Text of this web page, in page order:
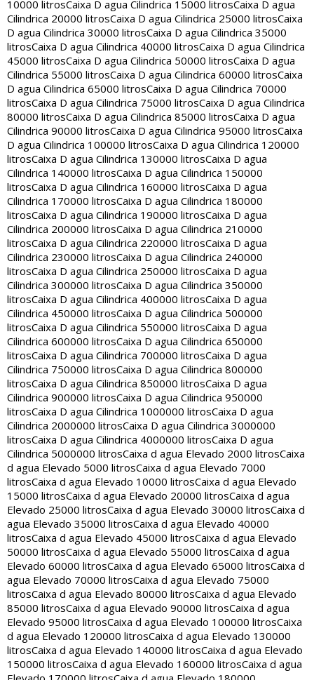
10000 litrosCaixa D agua Cilindrica 15000 litrosCaixa D agua
Cilindrica 20000 litrosCaixa D agua Cilindrica 25000 litrosCaixa
D agua Cilindrica 30000 litrosCaixa D agua Cilindrica 35000
litrosCaixa D agua Cilindrica 40000 litrosCaixa D agua Cilindrica
45000 litrosCaixa D agua Cilindrica 50000 litrosCaixa D agua
Cilindrica 55000 litrosCaixa D agua Cilindrica 60000 litrosCaixa
D agua Cilindrica 65000 litrosCaixa D agua Cilindrica 70000
litrosCaixa D agua Cilindrica 75000 litrosCaixa D agua Cilindrica
80000 litrosCaixa D agua Cilindrica 85000 litrosCaixa D agua
Cilindrica 90000 litrosCaixa D agua Cilindrica 95000 litrosCaixa
D agua Cilindrica 100000 litrosCaixa D agua Cilindrica 120000
litrosCaixa D agua Cilindrica 130000 litrosCaixa D agua
Cilindrica 140000 litrosCaixa D agua Cilindrica 150000
litrosCaixa D agua Cilindrica 160000 litrosCaixa D agua
Cilindrica 170000 litrosCaixa D agua Cilindrica 180000
litrosCaixa D agua Cilindrica 190000 litrosCaixa D agua
Cilindrica 200000 litrosCaixa D agua Cilindrica 210000
litrosCaixa D agua Cilindrica 220000 litrosCaixa D agua
Cilindrica 230000 litrosCaixa D agua Cilindrica 240000
litrosCaixa D agua Cilindrica 250000 litrosCaixa D agua
Cilindrica 300000 litrosCaixa D agua Cilindrica 350000
litrosCaixa D agua Cilindrica 400000 litrosCaixa D agua
Cilindrica 450000 litrosCaixa D agua Cilindrica 500000
litrosCaixa D agua Cilindrica 550000 litrosCaixa D agua
Cilindrica 600000 litrosCaixa D agua Cilindrica 650000
litrosCaixa D agua Cilindrica 700000 litrosCaixa D agua
Cilindrica 750000 litrosCaixa D agua Cilindrica 800000
litrosCaixa D agua Cilindrica 850000 litrosCaixa D agua
Cilindrica 900000 litrosCaixa D agua Cilindrica 950000
litrosCaixa D agua Cilindrica 1000000 litrosCaixa D agua
Cilindrica 2000000 litrosCaixa D agua Cilindrica 3000000
litrosCaixa D agua Cilindrica 4000000 litrosCaixa D agua
Cilindrica 5000000 litrosCaixa d agua Elevado 2000 litrosCaixa
d agua Elevado 5000 litrosCaixa d agua Elevado 7000
litrosCaixa d agua Elevado 10000 litrosCaixa d agua Elevado
15000 litrosCaixa d agua Elevado 20000 litrosCaixa d agua
Elevado 25000 litrosCaixa d agua Elevado 30000 litrosCaixa d
agua Elevado 35000 litrosCaixa d agua Elevado 40000
litrosCaixa d agua Elevado 45000 litrosCaixa d agua Elevado
50000 litrosCaixa d agua Elevado 55000 litrosCaixa d agua
Elevado 60000 litrosCaixa d agua Elevado 65000 litrosCaixa d
agua Elevado 70000 litrosCaixa d agua Elevado 75000
litrosCaixa d agua Elevado 80000 litrosCaixa d agua Elevado
85000 litrosCaixa d agua Elevado 90000 litrosCaixa d agua
Elevado 95000 litrosCaixa d agua Elevado 100000 litrosCaixa
d agua Elevado 120000 litrosCaixa d agua Elevado 130000
litrosCaixa d agua Elevado 140000 litrosCaixa d agua Elevado
150000 litrosCaixa d agua Elevado 160000 litrosCaixa d agua